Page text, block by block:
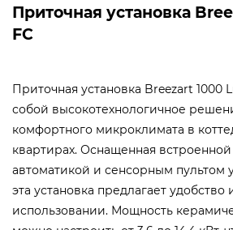
Приточная установка
FC
Приточная установка Breezart 1000
собой высокотехнологичное
комфортного микроклимата в
квартирах. Оснащенная
автоматикой и сенсорным пультом
эта установка предлагает удобство
использовании. Мощность